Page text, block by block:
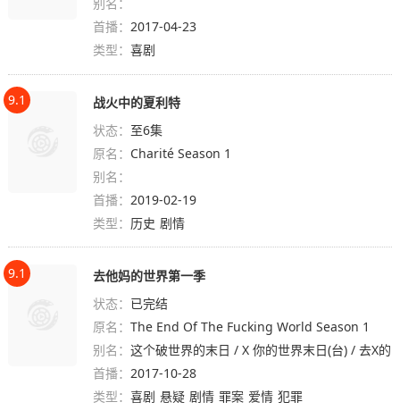
首播：2017-04-23
类型：喜剧
9.1
战火中的夏利特
状态： 至6集
原名： Charité Season 1
别名：
首播：2019-02-19
类型： 历史 剧情
9.1
去他妈的世界第一季
状态： 已完结
原名：The End Of The Fucking World Season 1
别名：这个破世界的末日 / X 你的世界末日(台) / 去X的
世界末日 / 去他妈的世界 / 去他的世界 / 末了个
日 / The End of The Fucking World
首播：2017-10-28
类型：喜剧 悬疑 剧情 罪案 爱情 犯罪